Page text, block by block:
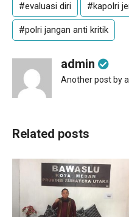
#evaluasi diri #kapolri
#polri jangan anti kritik
admin
Another post by
Related posts